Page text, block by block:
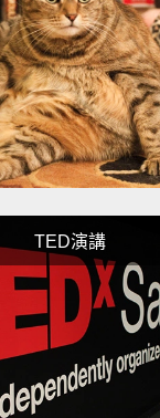
TED演講